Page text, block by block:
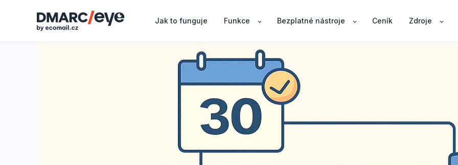
Jak to funguje Funkce Bezplatné nástroje Ceník Zdroje